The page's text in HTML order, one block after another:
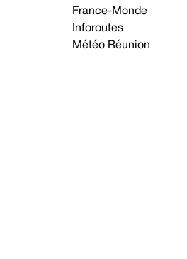
France-Monde
Inforoutes
Météo Réunion